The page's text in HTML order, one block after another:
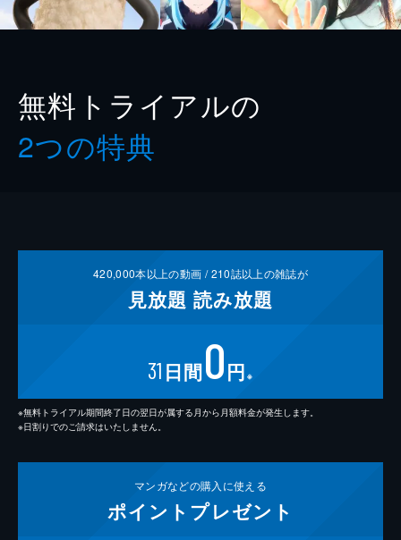
無料トライアルの
2つの特典
420,000本以上の動画 /210誌以上の雑誌が
見放題 読み放題
31 日間0円 ※
※無料トライアル期間終了日の翌日が属する月から月額料金が発生します。
※日割りでのご請求はいたしません。
マンガなどの購入に使える
ポイント プレゼント